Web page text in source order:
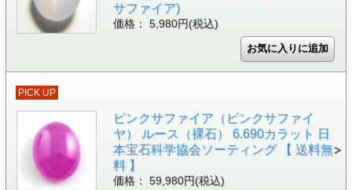
サファイア)
価格： 5,980円(税込)
PICK UP
ピンクサファイア（ピンクサファイ
ヤ） ルース（裸石） 6.690カラット 日
本宝石科学協会ソーティング 【 送料無
料 】
価格： 59,980円(税込)